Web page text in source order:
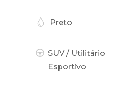
Preto
SUV / Utilitário
Esportivo